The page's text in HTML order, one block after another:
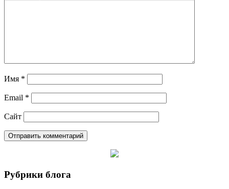
Имя *
Email *
Сайт
Рубрики блога